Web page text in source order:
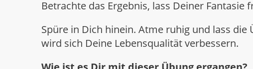
Betrachte das Ergebnis, lass Deiner
Spüre in Dich hinein. Atme ruhig und lass
wird sich Deine Lebensqualität verbessern.